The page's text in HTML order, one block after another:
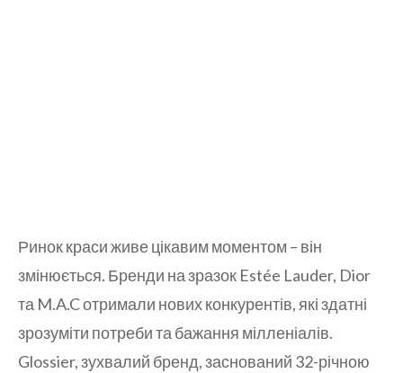
Ринок краси живе цікавим моментом – він
змінюється. Бренди на зразок Estée Lauder, Dior
та M.A.C отримали нових конкурентів, які здатні
зрозуміти потреби та бажання мілленіалів.
Glossier, зухвалий бренд, заснований 32-річною